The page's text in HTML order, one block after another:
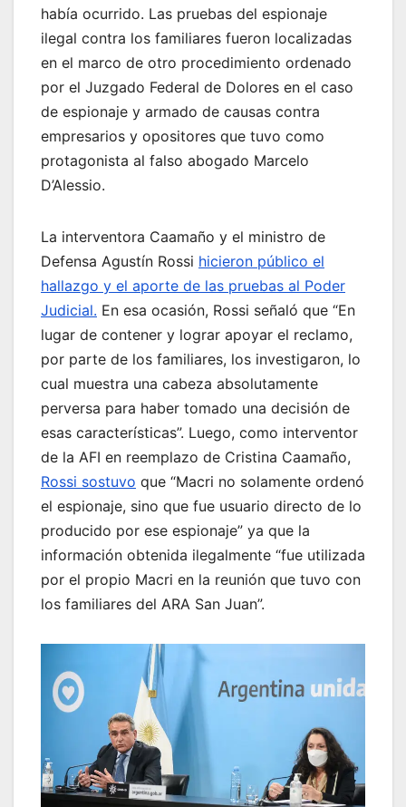
había ocurrido. Las pruebas del espionaje
ilegal contra los familiares fueron localizadas
en el marco de otro procedimiento ordenado
por el Juzgado Federal de Dolores en el caso
de espionaje y armado de causas contra
empresarios y opositores que tuvo como
protagonista al falso abogado Marcelo
D’Alessio.
La interventora Caamaño y el ministro de
Defensa Agustín Rossi hicieron público el
hallazgo y el aporte de las pruebas al Poder
Judicial. En esa ocasión, Rossi señaló que “En
lugar de contener y lograr apoyar el reclamo,
por parte de los familiares, los investigaron, lo
cual muestra una cabeza absolutamente
perversa para haber tomado una decisión de
esas características”. Luego, como interventor
de la AFI en reemplazo de Cristina Caamaño,
Rossi sostuvo que “Macri no solamente ordenó
el espionaje, sino que fue usuario directo de lo
producido por ese espionaje” ya que la
información obtenida ilegalmente “fue utilizada
por el propio Macri en la reunión que tuvo con
los familiares del ARA San Juan”.